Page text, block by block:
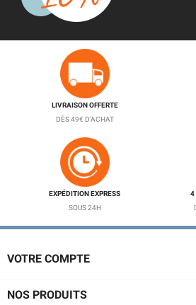
LIVRAISON OFFERTE
DÈS 49€ D'ACHAT
EXPÉDITION EXPRESS
SOUS 24H
4
VOTRE COMPTE
NOS PRODUITS